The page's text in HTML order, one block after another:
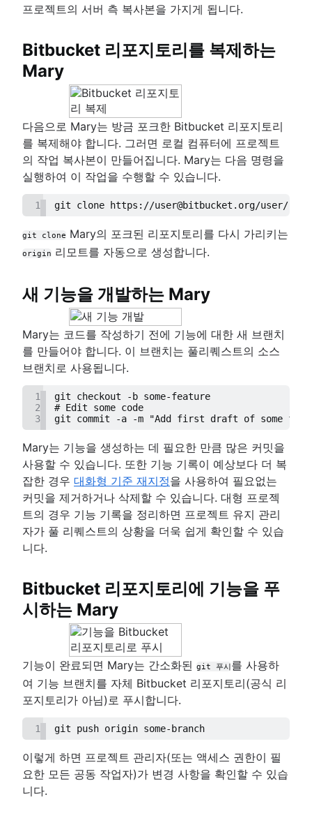
프로젝트의 서버 측 복사본을 가지게 됩니다.
Bitbucket 리포지토리를 복제하는
Mary
다음으로 Mary는 방금 포크한 Bitbucket 리포지토리
를 복제해야 합니다. 그러면 로컬 컴퓨터에 프로젝트
의 작업 복사본이 만들어집니다. Mary는 다음 명령을
실행하여 이 작업을 수행할 수 있습니다.
1 git clone https://user@bitbucket.org/user/
git clone Mary의 포크된 리포지토리를 다시 가리키는
origin 리모트를 자동으로 생성합니다.
새 기능을 개발하는 Mary
Mary는 코드를 작성하기 전에 기능에 대한 새 브랜치
를 만들어야 합니다. 이 브랜치는 풀리퀘스트의 소스
브랜치로 사용됩니다.
1
git checkout -b some-feature
2
# Edit some code
3
git commit -a -m "Add first draft of some
Mary는 기능을 생성하는 데 필요한 만큼 많은 커밋을
사용할 수 있습니다. 또한 기능 기록이 예상보다 더 복
잡한 경우 대화형 기준 재지정을 사용하여 필요없는
커밋을 제거하거나 삭제할 수 있습니다. 대형 프로젝
트의 경우 기능 기록을 정리하면 프로젝트 유지 관리
자가 풀 리퀘스트의 상황을 더욱 쉽게 확인할 수 있습
니다.
Bitbucket 리포지토리에 기능을 푸
시하는 Mary
기능이 완료되면 Mary는 간소화된 git 푸시를 사용하
여 기능 브랜치를 자체 Bitbucket 리포지토리(공식 리
포지토리가 아님)로 푸시합니다.
1 git push origin some-branch
이렇게 하면 프로젝트 관리자(또는 액세스 권한이 필
요한 모든 공동 작업자)가 변경 사항을 확인할 수 있습
니다.